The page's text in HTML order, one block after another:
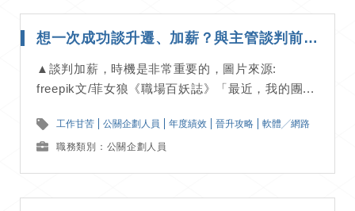
想一次成功談升遷、加薪？與主管談判前先學會讀空氣、掂斤兩！｜工作甘苦談
▲談判加薪，時機是非常重要的，圖片來源:
freepik文/菲女狼《職場百妖誌》「最近，我的團...
工作甘苦 公關企劃人員 年度績效 晉升攻略 軟體╱網路
職務類別：公關企劃人員